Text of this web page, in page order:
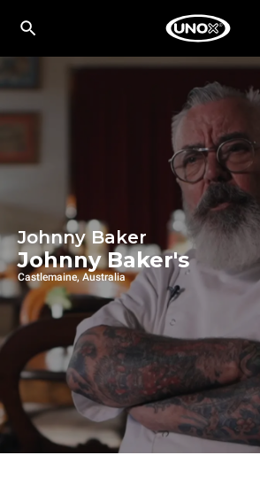
Johnny Baker
Johnny Baker's
Castlemaine, Australia